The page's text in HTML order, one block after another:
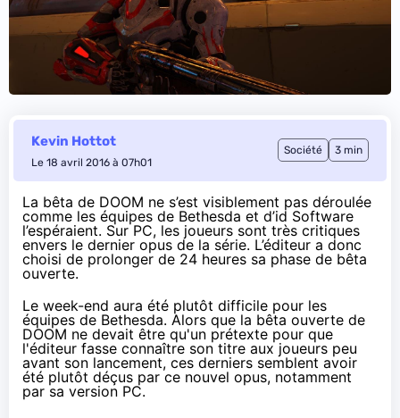
Kevin Hottot
Le 18 avril 2016 à 07h01
Société 3 min
La bêta de DOOM ne s’est visiblement pas déroulée
comme les équipes de Bethesda et d’id Software
l’espéraient. Sur PC, les joueurs sont très critiques
envers le dernier opus de la série. L’éditeur a donc
choisi de prolonger de 24 heures sa phase de bêta
ouverte.
Le week-end aura été plutôt difficile pour les
équipes de Bethesda. Alors que la bêta ouverte de
DOOM ne devait être qu'un prétexte pour que
l'éditeur fasse connaître son titre aux joueurs peu
avant son lancement, ces derniers semblent avoir
été plutôt déçus par ce nouvel opus, notamment
par sa version PC.